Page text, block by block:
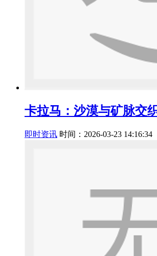
卡拉马：沙漠与矿脉交
即时资讯 时间：2026-03-23 14:16:34